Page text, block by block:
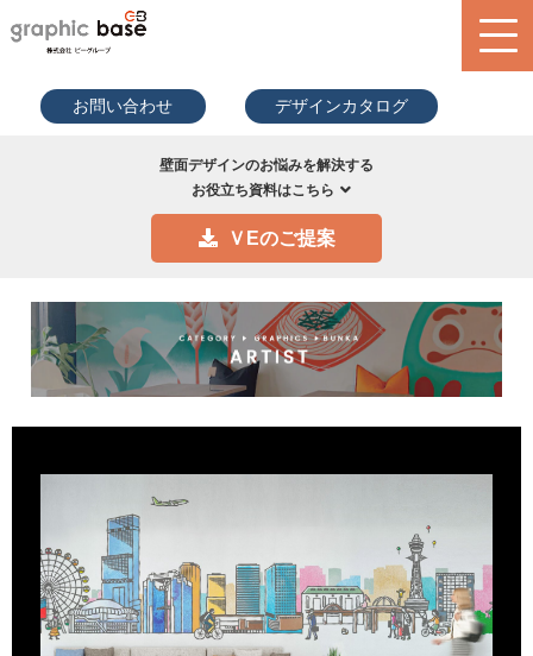
お問い合わせ デザインカタログ
product
design library
service
search
壁面デザインのお悩みを解決する
お役立ち資料はこちら
ＶEのご提案